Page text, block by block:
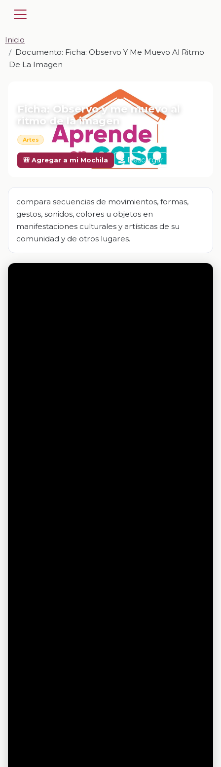
Inicio
Documento: Ficha: Observo Y Me Muevo Al Ritmo
De La Imagen
Ficha: Observo y me muevo al
ritmo de la imagen
Artes
🎒 Agregar a mi Mochila Descargar
compara secuencias de movimientos, formas,
gestos, sonidos, colores u objetos en
manifestaciones culturales y artísticas de su
comunidad y de otros lugares.